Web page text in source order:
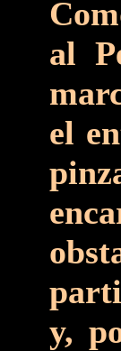
al
el
y,